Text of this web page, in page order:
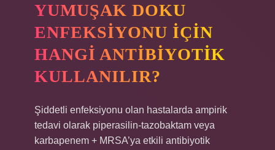
YUMUŞAK DOKU
ENFEKSIYONU İÇIN
HANGI ANTIBIYOTIK
KULLANILIR?
Şiddetli enfeksiyonu olan hastalarda ampirik
tedavi olarak piperasilin-tazobaktam veya
karbapenem + MRSA’ya etkili antibiyotik